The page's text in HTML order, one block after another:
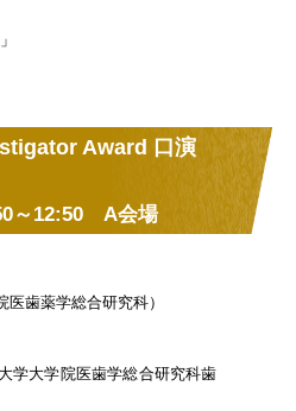
Award 口演
～12:50 A会場
医歯薬学総合研究科）
学大学院医歯学総合研究科歯